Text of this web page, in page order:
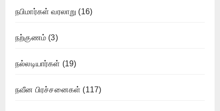
நபிமார்கள் வரலாறு (16)
நற்குணம் (3)
நல்லடியார்கள் (19)
நவீன பிரச்சனைகள் (117)